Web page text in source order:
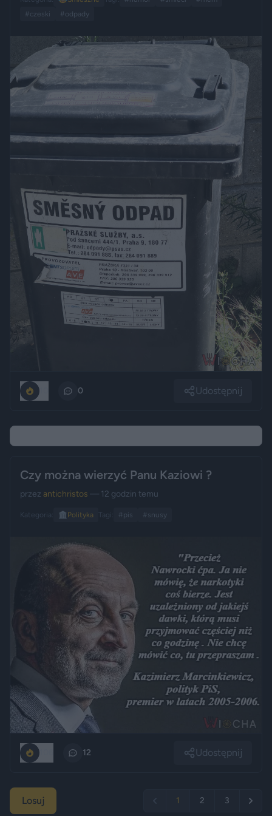
#czeski
#odpady
0 Udostępnij
Czy można wierzyć Panu Kaziowi ?
przez antichristos — 12 godzin temu
Kategoria: 🏛️ Polityka Tagi: #pis #snusy
12 Udostępnij
Losuj 1 2 3